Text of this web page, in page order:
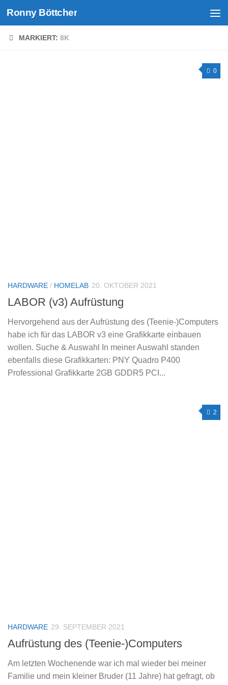
Unter dem Inhalt
Ronny Böttcher
MARKIERT: 8K
0
HARDWARE / HOMELAB 20. OKTOBER 2021
LABOR (v3) Aufrüstung
Hervorgehend aus der Aufrüstung des (Teenie-)Computers
habe ich für das LABOR v3 eine Grafikkarte einbauen
wollen. Suche & Auswahl In meiner Auswahl standen
ebenfalls diese Grafikkarten: PNY Quadro P400
Professional Grafikkarte 2GB GDDR5 PCI...
2
HARDWARE 29. SEPTEMBER 2021
Aufrüstung des (Teenie-)Computers
Am letzten Wochenende war ich mal wieder bei meiner
Familie und mein kleiner Bruder (11 Jahre) hat gefragt, ob